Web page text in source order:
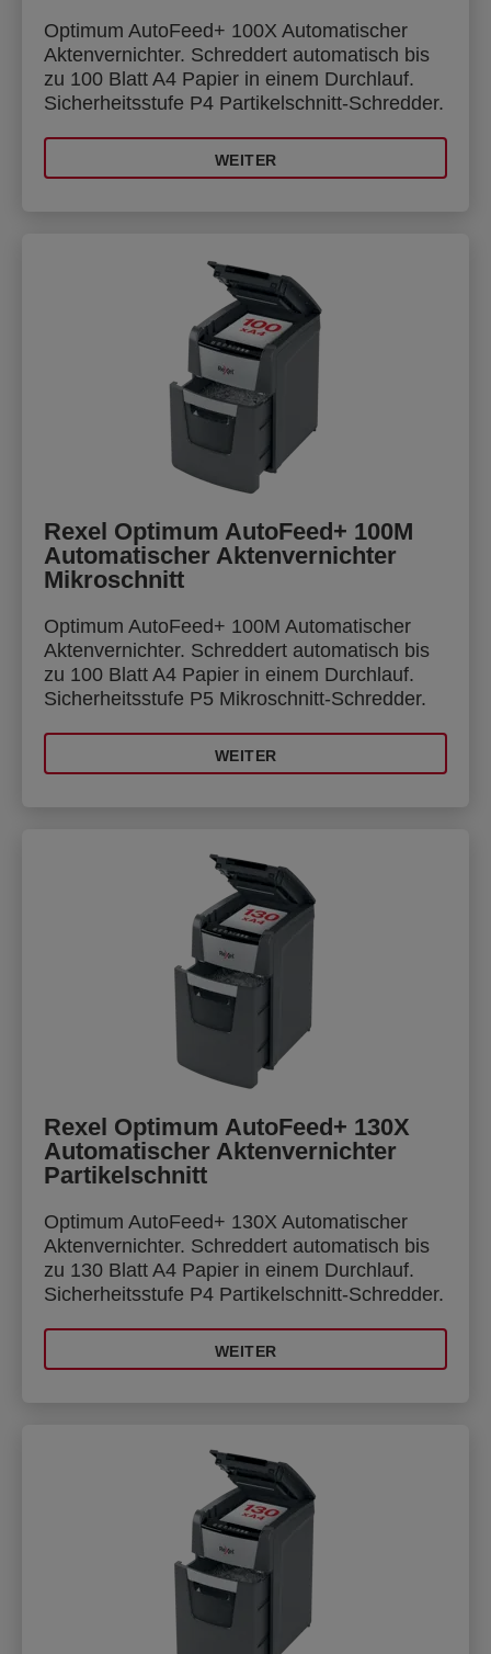
Optimum AutoFeed+ 100X Automatischer
Aktenvernichter. Schreddert automatisch bis
zu 100 Blatt A4 Papier in einem Durchlauf.
Sicherheitsstufe P4 Partikelschnitt-Schredder.
WEITER
Rexel Optimum AutoFeed+ 100M
Automatischer Aktenvernichter
Mikroschnitt
Optimum AutoFeed+ 100M Automatischer
Aktenvernichter. Schreddert automatisch bis
zu 100 Blatt A4 Papier in einem Durchlauf.
Sicherheitsstufe P5 Mikroschnitt-Schredder.
WEITER
Rexel Optimum AutoFeed+ 130X
Automatischer Aktenvernichter
Partikelschnitt
Optimum AutoFeed+ 130X Automatischer
Aktenvernichter. Schreddert automatisch bis
zu 130 Blatt A4 Papier in einem Durchlauf.
Sicherheitsstufe P4 Partikelschnitt-Schredder.
WEITER